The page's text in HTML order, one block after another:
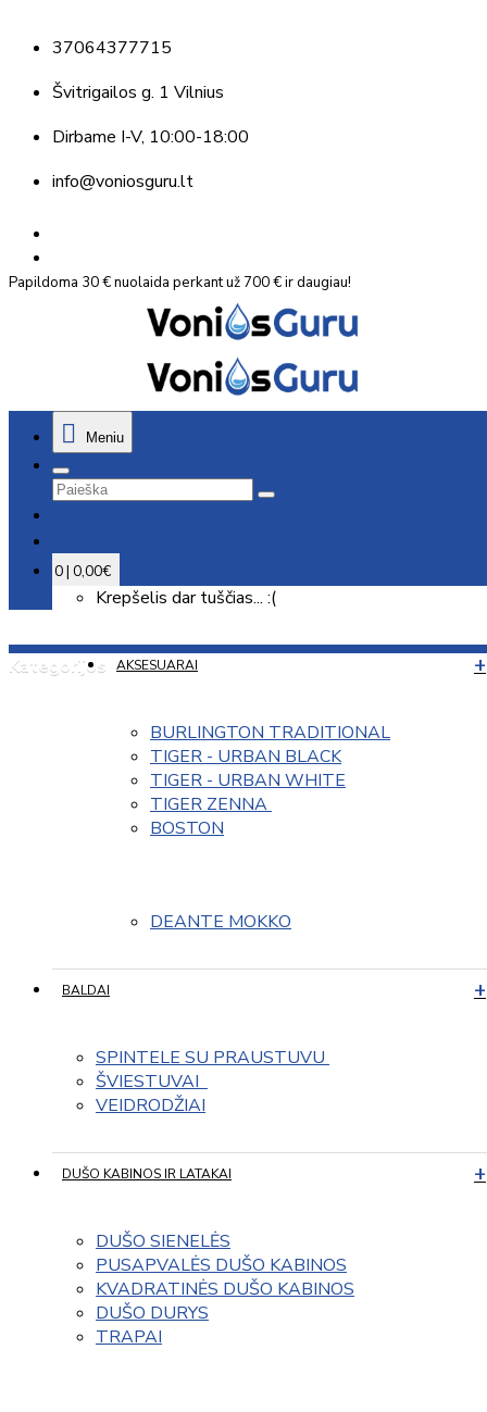
37064377715
Švitrigailos g. 1 Vilnius
Dirbame I-V, 10:00-18:00
info@voniosguru.lt
Papildoma 30 € nuolaida perkant už 700 € ir daugiau!
Meniu
0 | 0,00€
Krepšelis dar tuščias... :(
Kategorijos AKSESUARAI
BURLINGTON TRADITIONAL
TIGER - URBAN BLACK
TIGER - URBAN WHITE
TIGER ZENNA
BOSTON
DEANTE MOKKO
BALDAI
SPINTELE SU PRAUSTUVU
ŠVIESTUVAI
VEIDRODŽIAI
DUŠO KABINOS IR LATAKAI
DUŠO SIENELĖS
PUSAPVALĖS DUŠO KABINOS
KVADRATINĖS DUŠO KABINOS
DUŠO DURYS
TRAPAI